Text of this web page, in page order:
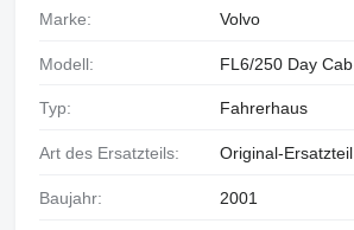
Marke: Volvo
Modell: FL6/250 Day Cab
Typ: Fahrerhaus
Art des Ersatzteils: Original-Ersatzteil
Baujahr: 2001